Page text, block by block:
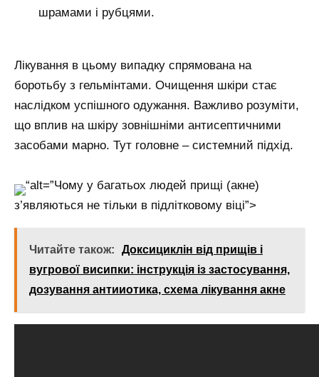
шрамами і рубцями.
Лікування в цьому випадку спрямована на
боротьбу з гельмінтами. Очищення шкіри стає
наслідком успішного одужання. Важливо розуміти,
що вплив на шкіру зовнішніми антисептичними
засобами марно. Тут головне – системний підхід.
“alt=”Чому у багатьох людей прищі (акне)
з’являються не тільки в підлітковому віці”>
Читайте також:
Доксициклін від прищів і
вугрової висипки: інструкція із застосування,
дозування антииотика, схема лікування акне